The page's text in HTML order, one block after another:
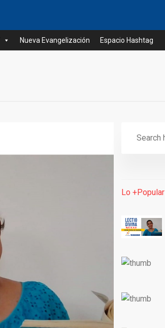
Nueva Evangelización Espacio Hashtag
Lo +Popular